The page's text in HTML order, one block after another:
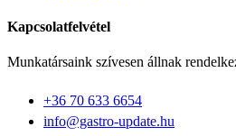
Kapcsolatfelvétel
Munkatársaink szívesen állnak
+36 70 633 6654
info@gastro-update.hu